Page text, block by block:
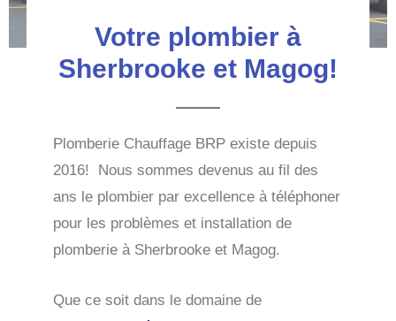
Votre plombier à
Sherbrooke et Magog!
Plomberie Chauffage BRP existe depuis
2016! Nous sommes devenus au fil des
ans le plombier par excellence à téléphoner
pour les problèmes et installation de
plomberie à Sherbrooke et Magog.
Que ce soit dans le domaine de